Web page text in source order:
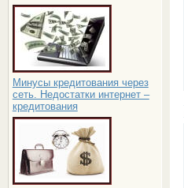
Минусы кредитования через
сеть. Недостатки интернет –
кредитования